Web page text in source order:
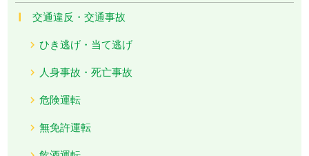
交通違反・交通事故
ひき逃げ・当て逃げ
人身事故・死亡事故
危険運転
無免許運転